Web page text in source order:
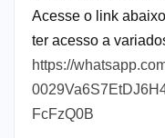
Acesse o link
ter acesso a
https://
FcFzQ0B